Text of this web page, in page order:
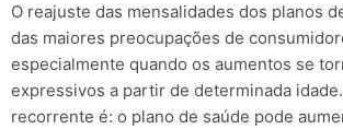
O reajuste das mensalidades dos planos
das maiores preocupações de
especialmente quando os aumentos se
expressivos a partir de determinada
recorrente é: o plano de saúde pode